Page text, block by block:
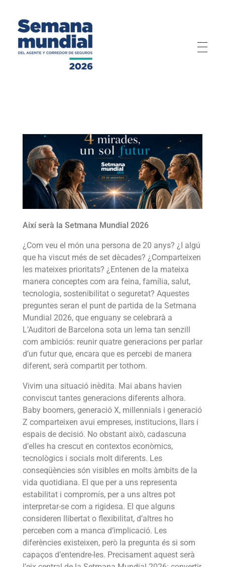
Així serà la Setmana Mundial 2026
¿Com veu el món una persona de 20 anys? ¿I algú
que ha viscut més de set dècades? ¿Comparteixen
les mateixes prioritats? ¿Entenen de la mateixa
manera conceptes com ara feina, família, salut,
tecnologia, sostenibilitat o seguretat? Aquestes
preguntes seran el punt de partida de la Setmana
Mundial 2026, que enguany se celebrarà a
L’Auditori de Barcelona sota un lema tan senzill
com ambiciós: reunir quatre generacions per parlar
d’un futur que, encara que es percebi de manera
diferent, serà compartit per tothom.
Vivim una situació inèdita. Mai abans havien
conviscut tantes generacions diferents alhora.
Baby boomers, generació X, millennials i generació
Z comparteixen avui empreses, institucions, llars i
espais de decisió. No obstant això, cadascuna
d’elles ha crescut en contextos econòmics,
tecnològics i socials molt diferents. Les
conseqüències són visibles en molts àmbits de la
vida quotidiana. El que per a uns representa
estabilitat i compromís, per a uns altres pot
interpretar-se com a rigidesa. El que alguns
consideren llibertat o flexibilitat, d’altres ho
perceben com a manca d’implicació. Les
diferències existeixen, però la pregunta és si som
capaços d’entendre-les. Precisament aquest serà